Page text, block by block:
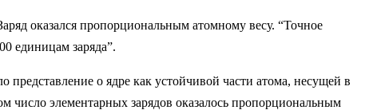
оказался пропорциональным атомному весу. “Точное
единицам заряда”.
о ядре как устойчивой части атома, несущей в
число элементарных зарядов оказалось пропорциональным